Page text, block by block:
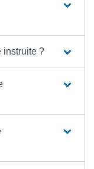
instruite ?